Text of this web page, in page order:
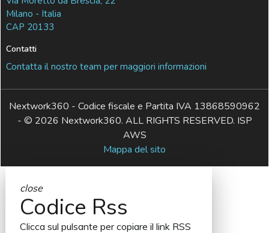
Milano - Italia
CAP 20133
Contatti
Contatta il nostro team per maggiori informazioni
Nextwork360 - Codice fiscale e Partita IVA 13868590962
- © 2026 Nextwork360. ALL RIGHTS RESERVED. ISP
AWS
Mappa del sito
close
Codice Rss
Clicca sul pulsante per copiare il link RSS